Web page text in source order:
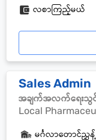
လစာကြည့်မယ်
Sales Admin
အချက်အလက်ရေးသွင်
Local
မင်္ဂလာတောင်ညွှန့်